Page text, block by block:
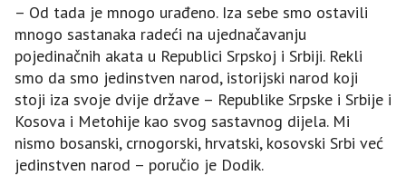
– Od tada je mnogo urađeno. Iza sebe smo ostavili
mnogo sastanaka radeći na ujednačavanju
pojedinačnih akata u Republici Srpskoj i Srbiji. Rekli
smo da smo jedinstven narod, istorijski narod koji
stoji iza svoje dvije države – Republike Srpske i Srbije i
Kosova i Metohije kao svog sastavnog dijela. Mi
nismo bosanski, crnogorski, hrvatski, kosovski Srbi već
jedinstven narod – poručio je Dodik.